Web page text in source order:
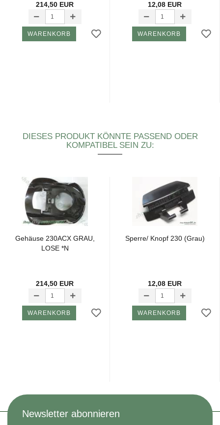
214,50 EUR
WARENKORB
12,08 EUR
WARENKORB
DIESES PRODUKT KÖNNTE PASSEND ODER
KOMPATIBEL SEIN ZU:
Ge­häu­se 230ACX GRAU,
LOSE *N
214,50 EUR
WARENKORB
Sper­re/ Knopf 230 (Grau)
12,08 EUR
WARENKORB
Newsletter abonnieren